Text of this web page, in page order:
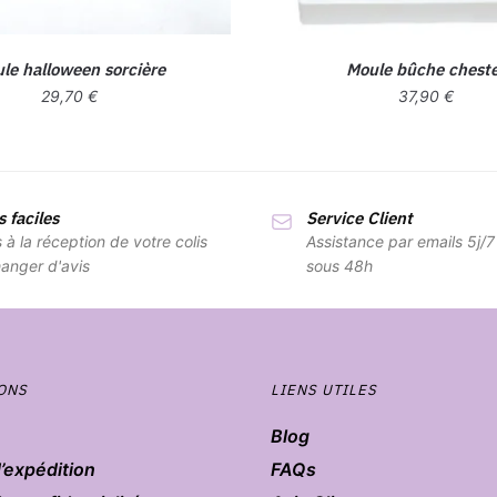
halloween sorcière
29,70 €
Moule bûche
37,90€
faciles
à la réception de votre colis
d'avis
Service Client
Assistance par emails 5j/
sous 48h
LIENS UTILES
Blog
FAQs